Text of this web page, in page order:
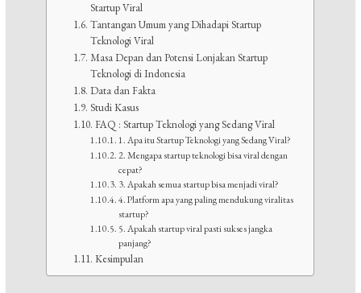
Startup Viral
Tantangan Umum yang Dihadapi Startup
Teknologi Viral
Masa Depan dan Potensi Lonjakan Startup
Teknologi di Indonesia
Data dan Fakta
Studi Kasus
FAQ : Startup Teknologi yang Sedang Viral
1. Apa itu Startup Teknologi yang Sedang Viral?
2. Mengapa startup teknologi bisa viral dengan
cepat?
3. Apakah semua startup bisa menjadi viral?
4. Platform apa yang paling mendukung viralitas
startup?
5. Apakah startup viral pasti sukses jangka
panjang?
Kesimpulan